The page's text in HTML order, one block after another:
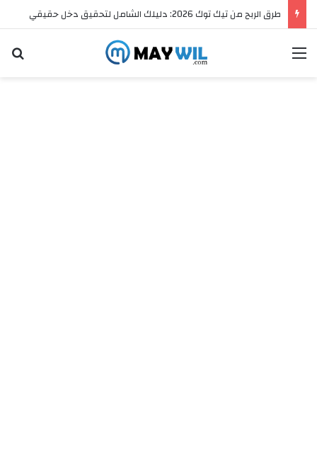
أفضل طرق الربح من أمازون 2026: دليلك الشامل للنجاح
القائمة